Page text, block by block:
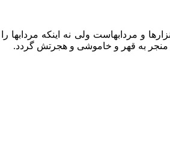
و مردابهاست ولی نه اینکه مردابها
منجر به قهر و خاموشی و هجرتش گردد.